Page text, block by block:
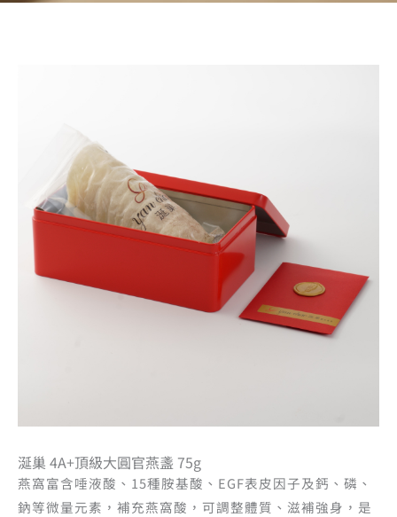
涎巢 4A+頂級大圓官燕盞 75g
燕窩富含唾液酸、15種胺基酸、EGF表皮因子及鈣、磷、
鈉等微量元素，補充燕窩酸，可調整體質、滋補強身，是